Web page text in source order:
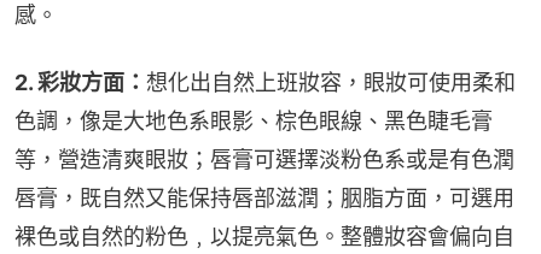
感。
2. 彩妝方面： 想化出自然上班妝容，眼妝可使用柔和
色調，像是大地色系眼影、棕色眼線、黑色睫毛膏
等，營造清爽眼妝；唇膏可選擇淡粉色系或是有色潤
唇膏，既自然又能保持唇部滋潤；胭脂方面，可選用
裸色或自然的粉色﹐以提亮氣色。整體妝容會偏向自